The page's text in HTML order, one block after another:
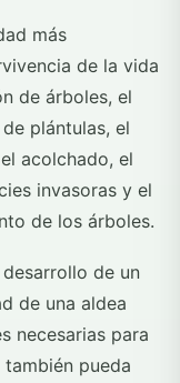
más
de la vida
de árboles, el
plántulas, el
acolchado, el
invasoras y el
de los árboles.
de un
de una aldea
necesarias para
pueda